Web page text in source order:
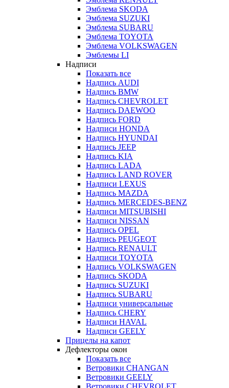
Эмблема SKODA
Эмблема SUZUKI
Эмблема SUBARU
Эмблема TOYOTA
Эмблема VOLKSWAGEN
Эмблемы LI
Надписи
Показать все
Надпись AUDI
Надпись BMW
Надпись CHEVROLET
Надпись DAEWOO
Надпись FORD
Надписи HONDA
Надпись HYUNDAI
Надпись JEEP
Надпись KIA
Надпись LADA
Надпись LAND ROVER
Надписи LEXUS
Надпись MAZDA
Надпись MERCEDES-BENZ
Надписи MITSUBISHI
Надписи NISSAN
Надпись OPEL
Надпись PEUGEOT
Надпись RENAULT
Надписи TOYOTA
Надпись VOLKSWAGEN
Надпись SKODA
Надпись SUZUKI
Надпись SUBARU
Надписи универсальные
Надпись CHERY
Надписи HAVAL
Надписи GEELY
Прицелы на капот
Дефлекторы окон
Показать все
Ветровики CHANGAN
Ветровики GEELY
Ветровики CHEVROLET